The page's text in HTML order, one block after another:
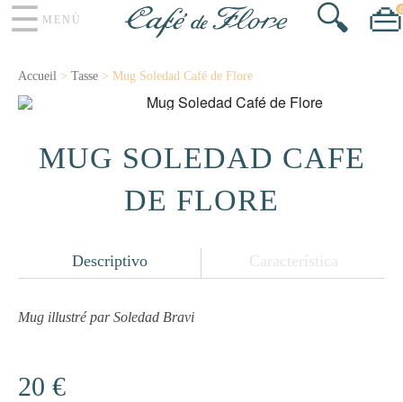
☰ MENÙ 👜0
🔍
Accueil > Tasse > Mug Soledad Café de Flore
MUG SOLEDAD CAFÉ
DE FLORE
Descriptivo Característica
Mug illustré par Soledad Bravi
20 €